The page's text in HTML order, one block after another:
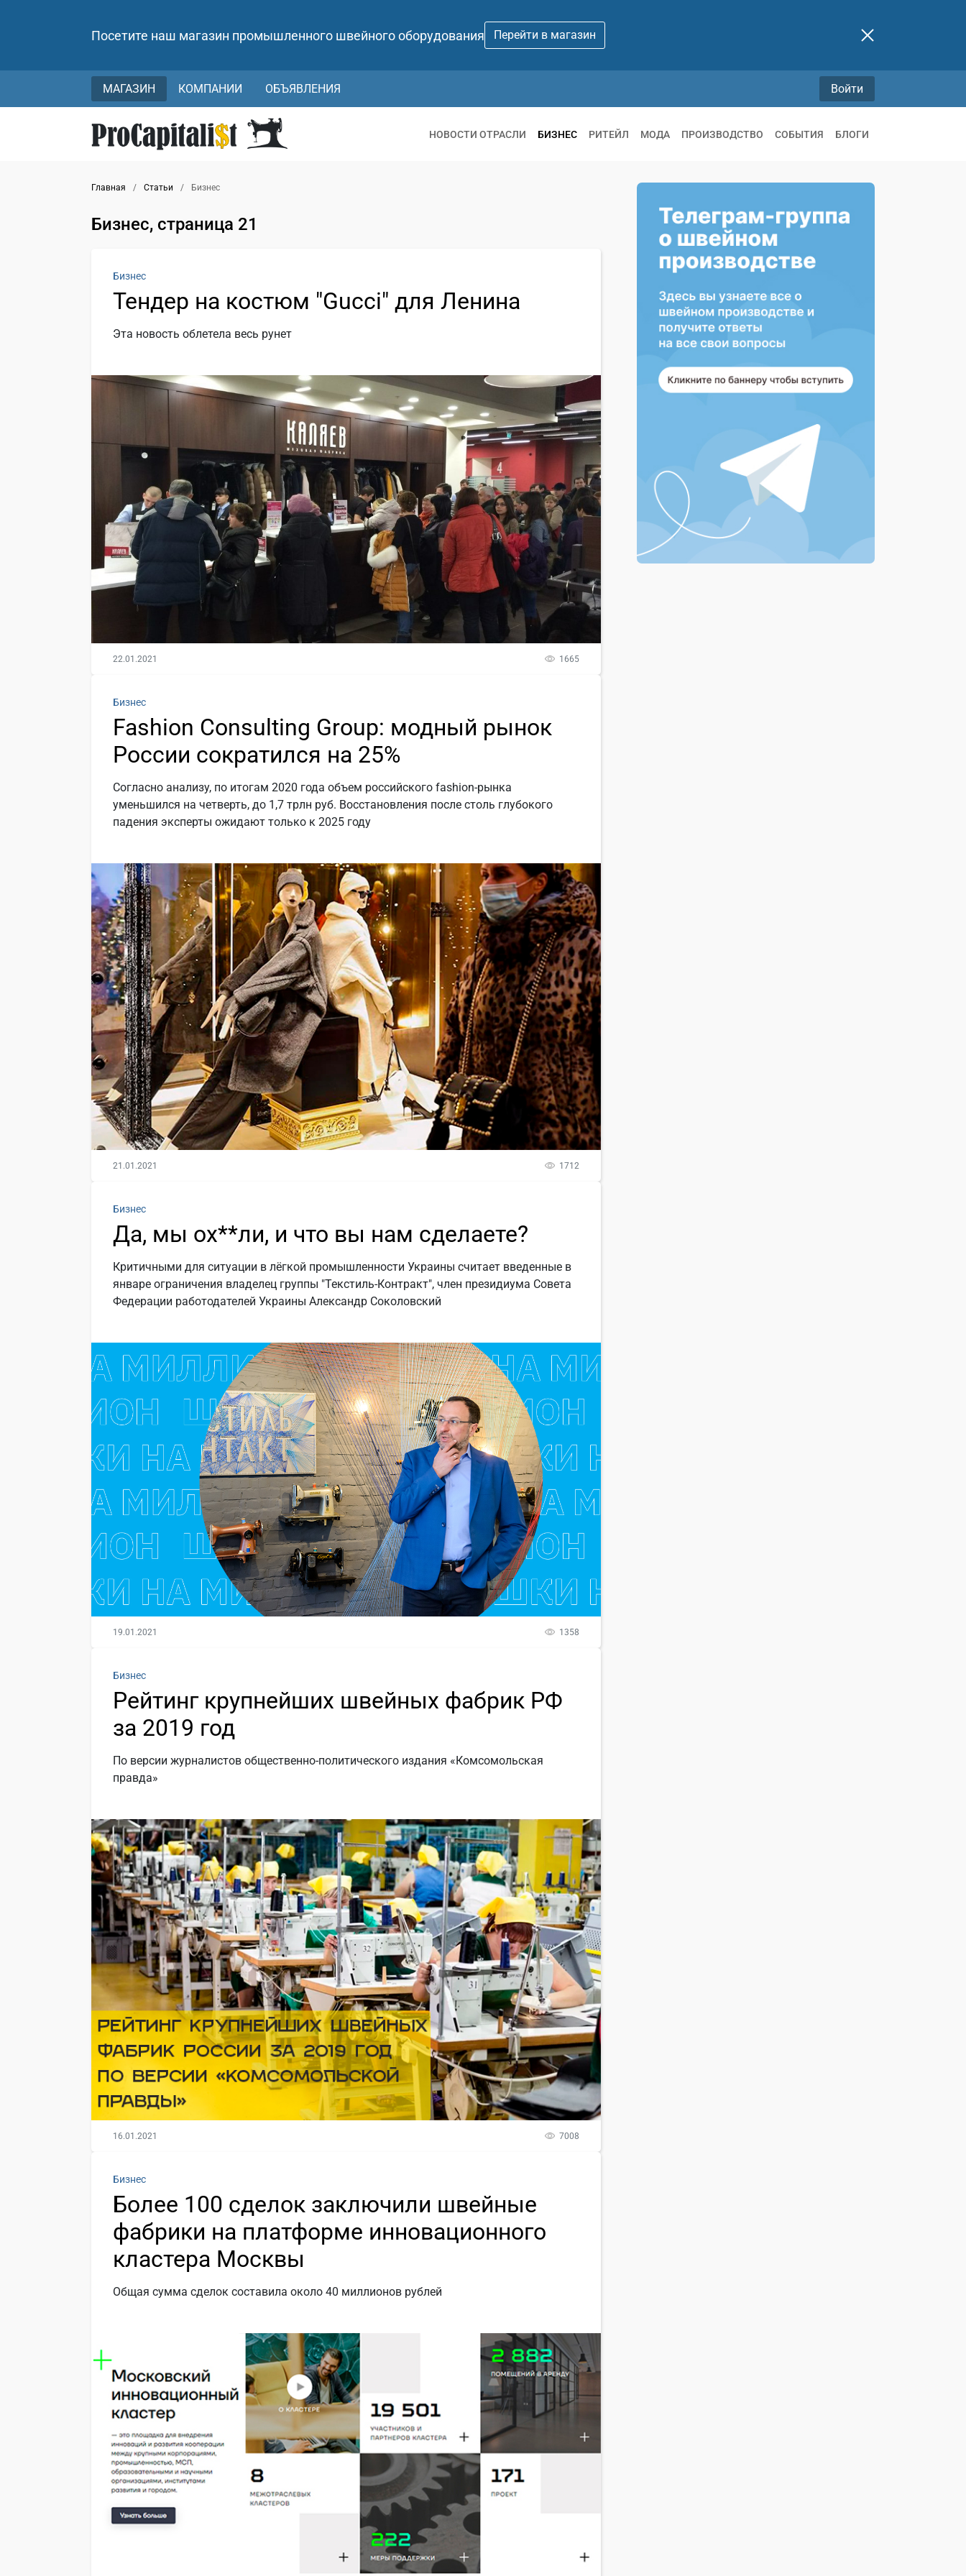
Посетите наш магазин промышленного швейного оборудования Перейти в магазин
МАГАЗИН КОМПАНИИ ОБЪЯВЛЕНИЯ Войти
НОВОСТИ ОТРАСЛИ БИЗНЕС РИТЕЙЛ МОДА ПРОИЗВОДСТВО СОБЫТИЯ БЛОГИ
Главная / Статьи / Бизнес
Бизнес, страница 21
Бизнес
Тендер на костюм "Gucci" для Ленина
Эта новость облетела весь рунет
22.01.2021 1665
Бизнес
Fashion Consulting Group: модный рынок
России сократился на 25%
Согласно анализу, по итогам 2020 года объем российского fashion-рынка
уменьшился на четверть, до 1,7 трлн руб. Восстановления после столь глубокого
падения эксперты ожидают только к 2025 году
21.01.2021 1712
Бизнес
Да, мы ох**ли, и что вы нам сделаете?
Критичными для ситуации в лёгкой промышленности Украины считает введенные в
январе ограничения владелец группы "Текстиль-Контракт", член президиума Совета
Федерации работодателей Украины Александр Соколовский
19.01.2021 1358
Бизнес
Рейтинг крупнейших швейных фабрик РФ
за 2019 год
По версии журналистов общественно-политического издания «Комсомольская
правда»
16.01.2021 7008
Бизнес
Более 100 сделок заключили швейные
фабрики на платформе инновационного
кластера Москвы
Общая сумма сделок составила около 40 миллионов рублей